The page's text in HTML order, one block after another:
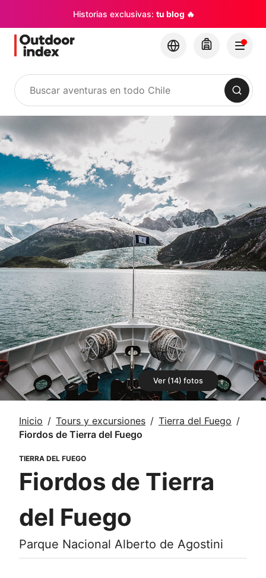
Historias exclusivas: tu blog 🔥
Buscar
Ver (14) fotos
Inicio Tours y excursiones
Tierra del Fuego
Fiordos de Tierra del Fuego
TIERRA DEL FUEGO
Fiordos de Tierra
del Fuego
Parque Nacional Alberto de Agostini